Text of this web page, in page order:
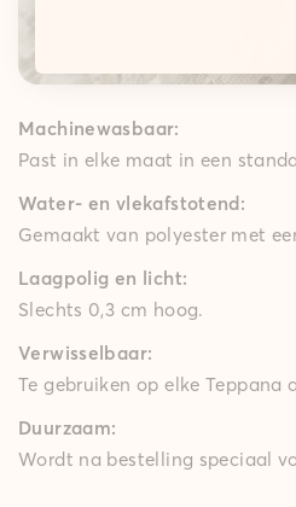
brengt ze gezellig comfort in
Machinewasbaar:
Past in elke maat in een
Water- en vlekafstotend:
Gemaakt van polyester met
Laagpolig en licht:
Slechts 0,3 cm hoog.
Verwisselbaar:
Te gebruiken op elke Teppana
Duurzaam:
Wordt na bestelling speciaal